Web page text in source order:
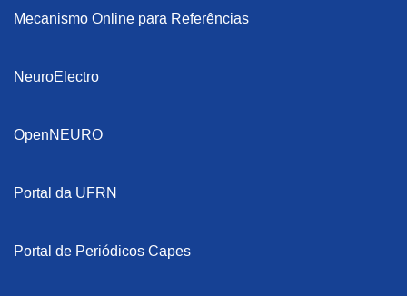
Mecanismo Online para Referências
NeuroElectro
OpenNEURO
Portal da UFRN
Portal de Periódicos Capes